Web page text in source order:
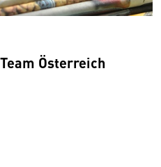
Österreich